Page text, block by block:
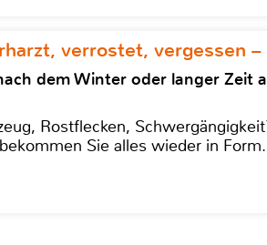
verrostet, vergessen
dem Winter oder langer Zeit
Rostflecken,
Sie alles wieder in Form.